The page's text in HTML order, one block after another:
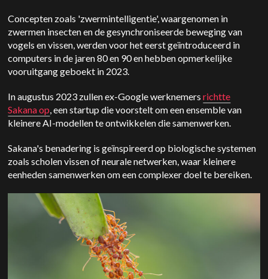
Concepten zoals 'zwermintelligentie', waargenomen in
zwermen insecten en de gesynchroniseerde beweging van
vogels en vissen, werden voor het eerst geïntroduceerd in
computers in de jaren 80 en 90 en hebben opmerkelijke
vooruitgang geboekt in 2023.
In augustus 2023 zullen ex-Google werknemersrichtte
Sakana op, een startup die voorstelt om een ensemble van
kleinere AI-modellen te ontwikkelen die samenwerken.
Sakana's benadering is geïnspireerd op biologische systemen
zoals scholen vissen of neurale netwerken, waar kleinere
eenheden samenwerken om een complexer doel te bereiken.